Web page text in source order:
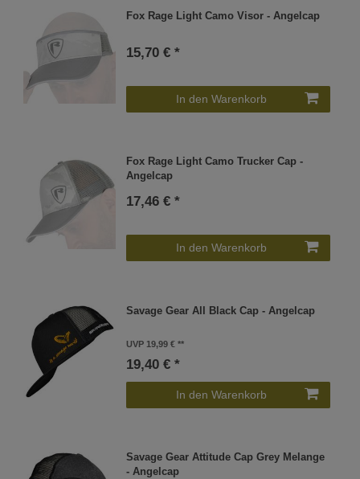
Fox Rage Light Camo Visor - Angelcap
15,70 € *
In den Warenkorb
Fox Rage Light Camo Trucker Cap -
Angelcap
17,46 € *
In den Warenkorb
Savage Gear All Black Cap - Angelcap
UVP 19,99 €
19,40 € *
In den Warenkorb
Savage Gear Attitude Cap Grey Melange
- Angelcap